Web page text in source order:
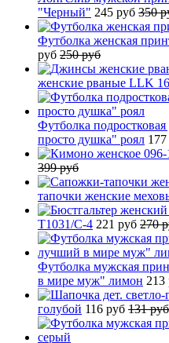
"Черный" 245 руб 350
Футболка женская
руб 250 руб
женские рваные LLK
Футболка
просто душка" роял
399 руб
тапочки женские
T1031/C-4 221 руб 270
Футболка мужская
в мире муж" лимон 213
голубой 116 руб 131 руб